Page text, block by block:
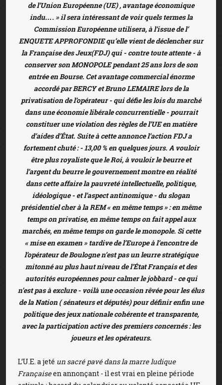
de l’Union Européenne (UE) , avantage économique
indu…. » il sera intéressant de voir quels termes la
Commission Européenne utilisera, à l’issue de l’
ENQUETE APPROFONDIE qu’elle vient de déclencher sur
la Française des Jeux(FDJ) qui - contre toute attente - à
conserver son MONOPOLE pendant 25 ans lors de son
entrée en Bourse. Cet avantage commercial énorme
accordé par BERCY et Bruno LEMAIRE lors de la
privatisation de l’opérateur - qui défie les lois du marché
dans une économie libérale concurrentielle - pourrait
constituer une violation des règles de l’UE en matière
d’aides d’État.Suite à cette annonce l’action FDJ a
fortement chuté : - 13,00 % en quelques jours. A vouloir
être plus royaliste que le Roi, à vouloir le beurre et
l’argent du beurre le gouvernement montre en réalité
dans cette affaire la pauvreté intellectuelle, politique,
idéologique - et l’aspect antinomique - du slogan
présidentiel cher à la REM « en même temps » : en même
temps on privatise, en même temps on fait appel aux
marchés, en même temps on garde le monopole. Si cette
« mise en examen » tardive de l’Europe à l’encontre de
l’opérateur de Boulogne n’est pas un leurre stratégique
mitonné au plus haut niveau de l’État Français et des
autorités européennes pour calmer le jobbard - ce qui
n’est pas à exclure - voilà une occasion rêvée pour les élus
de la Nation ( sénateurs et députés) pour définir enfin une
politique des jeux nationale cohérente et transparente,
avec la participation active des premiers concernés : les
joueurs et les opérateurs.
L’U.E. a jeté un sacré pavé dans la marre ludique
Françaiseen annonçant - il est vrai en pleine période